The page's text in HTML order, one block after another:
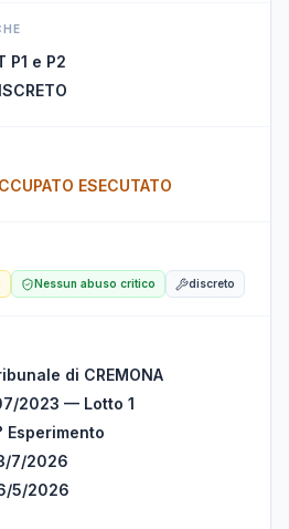
P1 e P2
ESECUTATO
Nessun abuso critico discreto
di CREMONA
2023 — Lotto 1
Esperimento
7/2026
5/2026